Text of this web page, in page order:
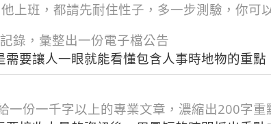
上班，都請先耐住性子，多一步測驗，你可
錄，彙整出一份電子檔公告
要讓人一眼就能看懂包含人事時地物的重
一份一千字以上的專業文章，濃縮出200字重